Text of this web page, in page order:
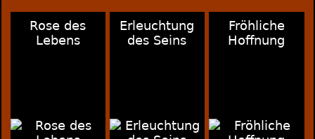
Rose des
Lebens
Erleuchtung
des Seins
Fröhliche
Hoffnung